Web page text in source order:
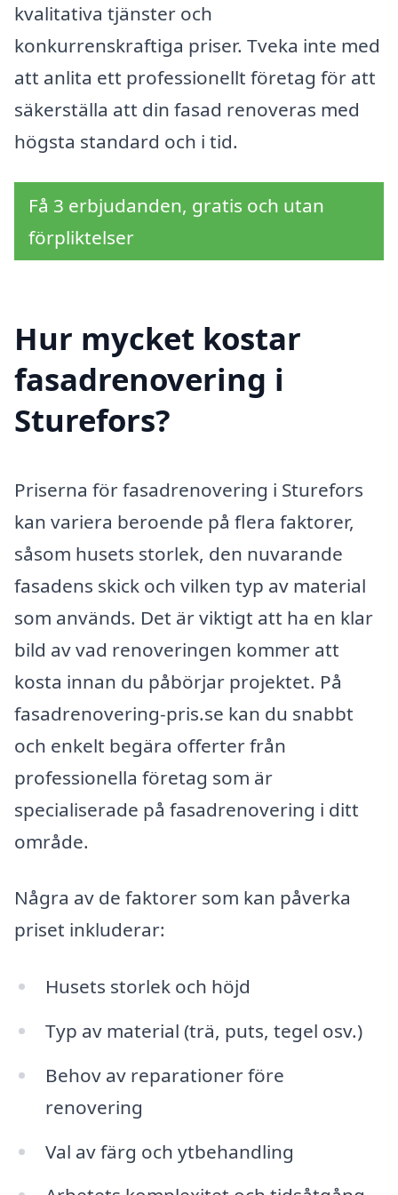
kvalitativa tjänster och
konkurrenskraftiga priser. Tveka inte med
att anlita ett professionellt företag för att
säkerställa att din fasad renoveras med
högsta standard och i tid.
Få 3 erbjudanden, gratis och utan
förpliktelser
Hur mycket kostar
fasadrenovering i
Sturefors?
Priserna för fasadrenovering i Sturefors
kan variera beroende på flera faktorer,
såsom husets storlek, den nuvarande
fasadens skick och vilken typ av material
som används. Det är viktigt att ha en klar
bild av vad renoveringen kommer att
kosta innan du påbörjar projektet. På
fasadrenovering-pris.se kan du snabbt
och enkelt begära offerter från
professionella företag som är
specialiserade på fasadrenovering i ditt
område.
Några av de faktorer som kan påverka
priset inkluderar:
Husets storlek och höjd
Typ av material (trä, puts, tegel osv.)
Behov av reparationer före
renovering
Val av färg och ytbehandling